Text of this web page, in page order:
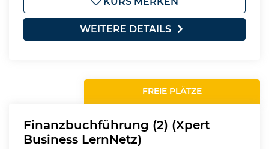
WEITERE DETAILS
FREIE PLÄTZE
Finanzbuchführung (2) (Xpert
Business LernNetz)